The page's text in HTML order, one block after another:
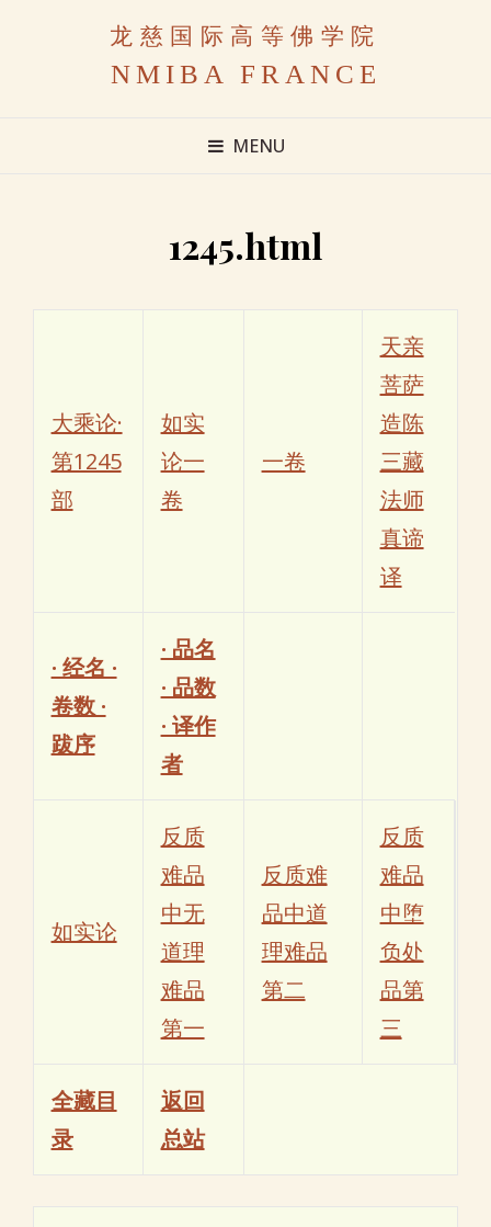
龙慈国际高等佛学院
NMIBA FRANCE
MENU
1245.html
大乘论·
第1245
部
如实
论一
卷
一卷
天亲
菩萨
造陈
三藏
法师
真谛
译
· 经名 ·
卷数 ·
跋序
· 品名
· 品数
· 译作
者
如实论
反质
难品
中无
道理
难品
第一
反质难
品中道
理难品
第二
反质
难品
中堕
负处
品第
三
全藏目
录
返回
总站